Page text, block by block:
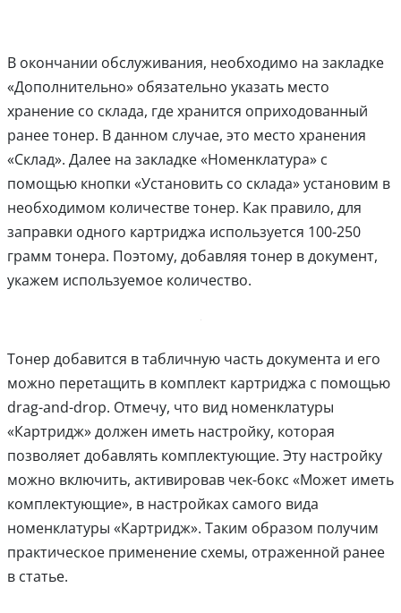
В окончании обслуживания, необходимо на закладке
«Дополнительно» обязательно указать место
хранение со склада, где хранится оприходованный
ранее тонер. В данном случае, это место хранения
«Склад». Далее на закладке «Номенклатура» с
помощью кнопки «Установить со склада» установим в
необходимом количестве тонер. Как правило, для
заправки одного картриджа используется 100-250
грамм тонера. Поэтому, добавляя тонер в документ,
укажем используемое количество.
Тонер добавится в табличную часть документа и его
можно перетащить в комплект картриджа с помощью
drag-and-drop. Отмечу, что вид номенклатуры
«Картридж» должен иметь настройку, которая
позволяет добавлять комплектующие. Эту настройку
можно включить, активировав чек-бокс «Может иметь
комплектующие», в настройках самого вида
номенклатуры «Картридж». Таким образом получим
практическое применение схемы, отраженной ранее
в статье.